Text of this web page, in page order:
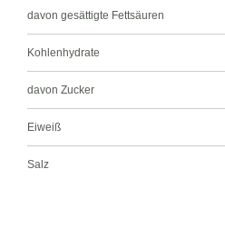
davon gesättigte Fettsäuren
Kohlenhydrate
davon Zucker
Eiweiß
Salz